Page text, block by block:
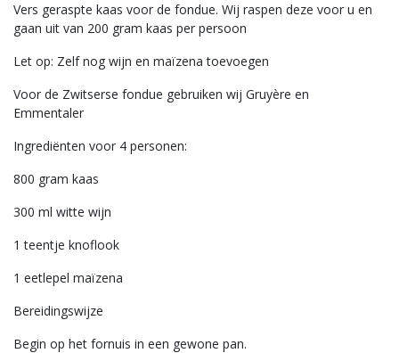
Vers geraspte kaas voor de fondue. Wij raspen deze voor u en
gaan uit van 200 gram kaas per persoon
Let op: Zelf nog wijn en maïzena toevoegen
Voor de Zwitserse fondue gebruiken wij Gruyère en
Emmentaler
Ingrediënten voor 4 personen:
800 gram kaas
300 ml witte wijn
1 teentje knoflook
1 eetlepel maïzena
Bereidingswijze
Begin op het fornuis in een gewone pan.